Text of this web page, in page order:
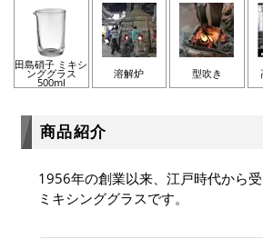
田島硝子 ミキシ
ンググラス
500ml
溶解炉 型吹き
商品紹介
1956年の創業以来、江戸時代から
ミキシンググラスです。